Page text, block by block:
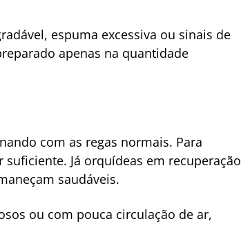
espuma excessiva ou sinais de
apenas na quantidade
com as regas normais. Para
Já orquídeas em recuperação
saudáveis.
ou com pouca circulação de ar,